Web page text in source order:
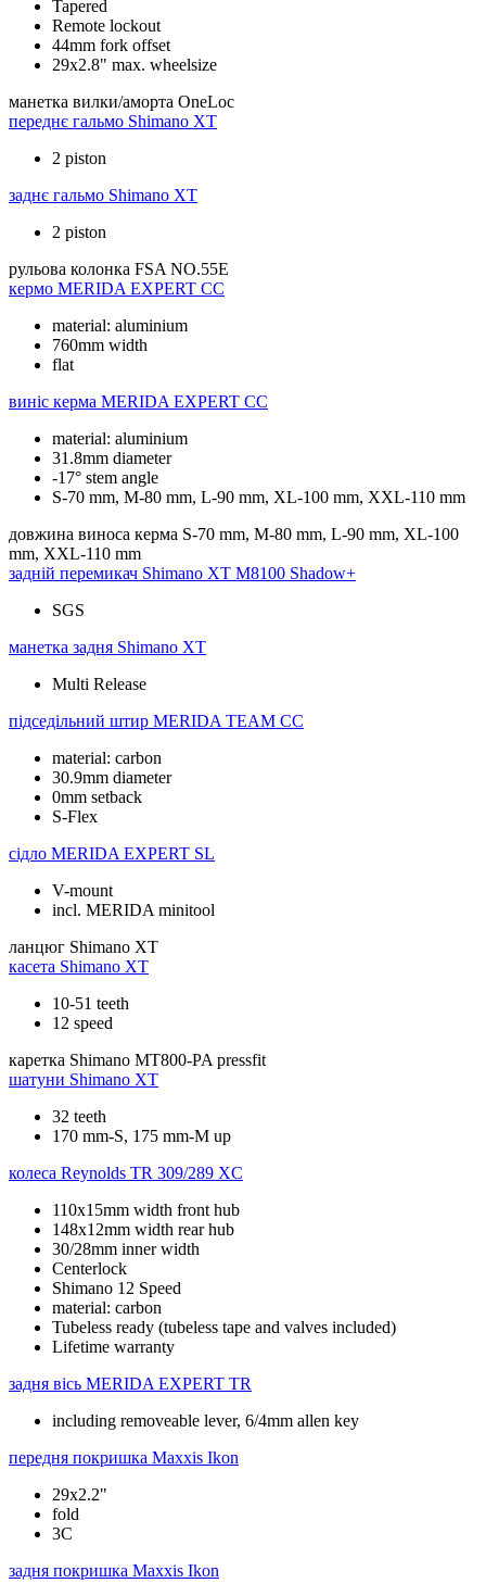
Tapered
Remote lockout
44mm fork offset
29x2.8" max. wheelsize
манетка вилки/аморта OneLoc
переднє гальмо Shimano XT
2 piston
заднє гальмо Shimano XT
2 piston
рульова колонка FSA NO.55E
кермо MERIDA EXPERT CC
material: aluminium
760mm width
flat
виніс керма MERIDA EXPERT CC
material: aluminium
31.8mm diameter
-17° stem angle
S-70 mm, M-80 mm, L-90 mm, XL-100 mm, XXL-110 mm
довжина виноса керма S-70 mm, M-80 mm, L-90 mm, XL-100
mm, XXL-110 mm
задній перемикач Shimano XT M8100 Shadow+
SGS
манетка задня Shimano XT
Multi Release
підседільний штир MERIDA TEAM CC
material: carbon
30.9mm diameter
0mm setback
S-Flex
сідло MERIDA EXPERT SL
V-mount
incl. MERIDA minitool
ланцюг Shimano XT
касета Shimano XT
10-51 teeth
12 speed
каретка Shimano MT800-PA pressfit
шатуни Shimano XT
32 teeth
170 mm-S, 175 mm-M up
колеса Reynolds TR 309/289 XC
110x15mm width front hub
148x12mm width rear hub
30/28mm inner width
Centerlock
Shimano 12 Speed
material: carbon
Tubeless ready (tubeless tape and valves included)
Lifetime warranty
задня вісь MERIDA EXPERT TR
including removeable lever, 6/4mm allen key
передня покришка Maxxis Ikon
29x2.2"
fold
3C
задня покришка Maxxis Ikon